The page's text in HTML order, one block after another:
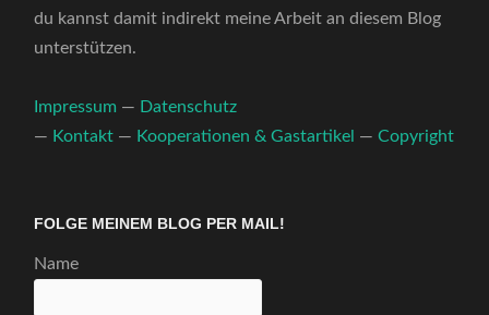
du kannst damit indirekt meine Arbeit an diesem Blog
unterstützen.
Impressum — Datenschutz
— Kontakt — Kooperationen & Gastartikel —Copyright
FOLGE MEINEM BLOG PER MAIL!
Name